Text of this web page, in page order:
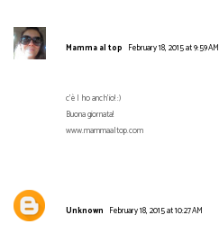
Mamma al top February 18, 2015 at 9:59 AM
c'è l ho anch'io! :)
Buona giornata!
www.mammaaltop.com
Unknown February 18, 2015 at 10:27 AM